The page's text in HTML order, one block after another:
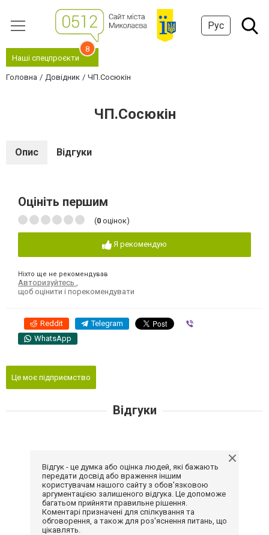
Рус
Наші спецпроєкти
8
Головна Довідник ЧП.Сосюкін
ЧП.Сосюкін
Опис Відгуки
Оцініть першим
(0 оцінок)
Я рекомендую
Ніхто ще не рекомендував
Авторизуйтесь
щоб оцінити і порекомендувати
Reddit Telegram
WhatsApp
Це моє підприємство
Відгуки
Відгук - це думка або оцінка людей, які бажають
передати досвід або враження іншим
користувачам нашого сайту з обов'язковою
аргументацією залишеного відгука. Це допоможе
багатьом прийняти правильне рішення.
Коментарі призначені для спілкування та
обговорення, а також для роз'яснення питань, що
цікавлять.